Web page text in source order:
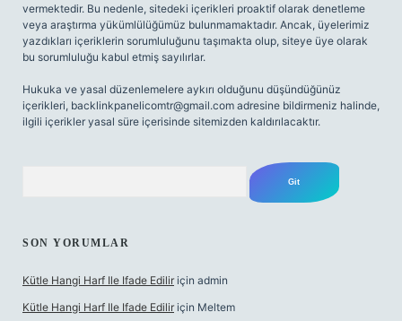
vermektedir. Bu nedenle, sitedeki içerikleri proaktif olarak denetleme
veya araştırma yükümlülüğümüz bulunmamaktadır. Ancak, üyelerimiz
yazdıkları içeriklerin sorumluluğunu taşımakta olup, siteye üye olarak
bu sorumluluğu kabul etmiş sayılırlar.
Hukuka ve yasal düzenlemelere aykırı olduğunu düşündüğünüz
içerikleri, backlinkpanelicomtr@gmail.com adresine bildirmeniz halinde,
ilgili içerikler yasal süre içerisinde sitemizden kaldırılacaktır.
SON YORUMLAR
Kütle Hangi Harf Ile Ifade Edilir için admin
Kütle Hangi Harf Ile Ifade Edilir için Meltem